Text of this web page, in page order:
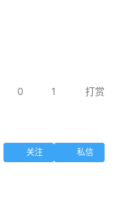
0 1 打赏
关注
私信